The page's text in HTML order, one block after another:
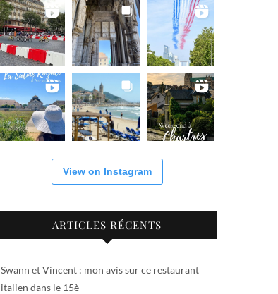
View on Instagram
ARTICLES RÉCENTS
Swann et Vincent : mon avis sur ce restaurant
italien dans le 15è